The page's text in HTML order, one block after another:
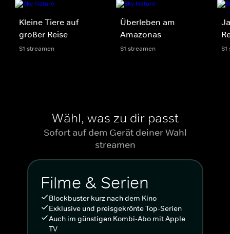
Kleine Tiere auf
großer Reise
S1 streamen
Überleben am
Amazonas
S1 streamen
Wähl, was zu dir passt
Sofort auf dem Gerät deiner Wahl
streamen
Filme & Serien
Blockbuster kurz nach dem Kino
Exklusive und preisgekrönte Top-Serien
Auch im günstigen Kombi-Abo mit Apple
TV